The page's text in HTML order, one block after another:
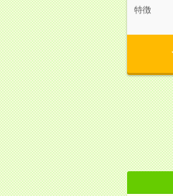
特徴